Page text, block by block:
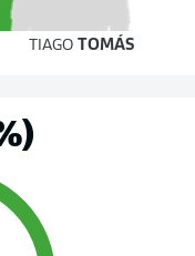
TIAGO TOMÁS